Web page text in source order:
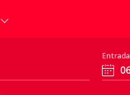
Entrada